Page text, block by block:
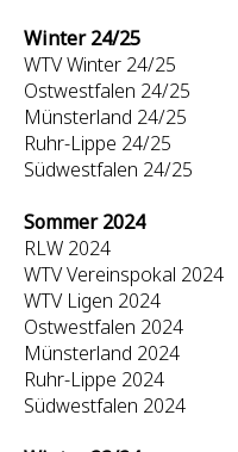
Winter 24/25
WTV Winter 24/25
Ostwestfalen 24/25
Münsterland 24/25
Ruhr-Lippe 24/25
Südwestfalen 24/25
Sommer 2024
RLW 2024
WTV Vereinspokal 2024
WTV Ligen 2024
Ostwestfalen 2024
Münsterland 2024
Ruhr-Lippe 2024
Südwestfalen 2024